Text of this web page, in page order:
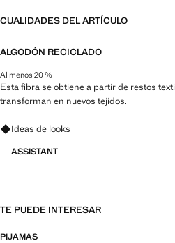
CUALIDADES DEL ARTÍCULO
ALGODÓN RECICLADO
Al menos 20 %
Esta fibra se obtiene a partir de restos
transforman en nuevos tejidos.
Pregunta por looks, prendas y tendencias
Ideas de looks
ASSISTANT
TE PUEDE INTERESAR
PIJAMAS